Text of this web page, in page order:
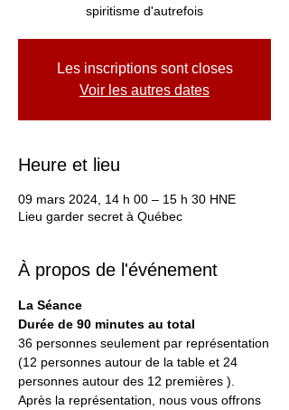
spiritisme d'autrefois
Les inscriptions sont closes
Voir les autres dates
Heure et lieu
09 mars 2024, 14 h 00 – 15 h 30 HNE
Lieu garder secret à Québec
À propos de l'événement
La Séance
Durée de 90 minutes au total
36 personnes seulement par représentation
(12 personnes autour de la table et 24
personnes autour des 12 premières ).
Après la représentation, nous vous offrons